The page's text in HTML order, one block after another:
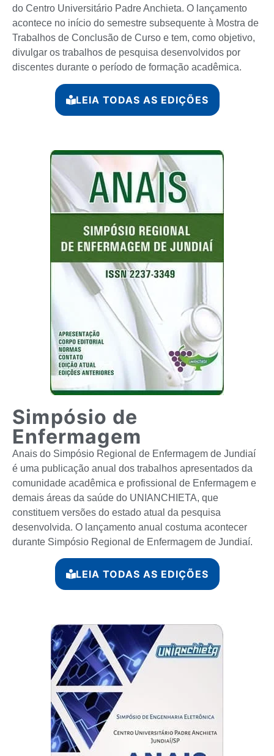
do Centro Universitário Padre Anchieta. O lançamento
acontece no início do semestre subsequente à Mostra de
Trabalhos de Conclusão de Curso e tem, como objetivo,
divulgar os trabalhos de pesquisa desenvolvidos por
discentes durante o período de formação acadêmica.
LEIA TODAS AS EDIÇÕES
Simpósio de
Enfermagem
Anais do Simpósio Regional de Enfermagem de Jundiaí
é uma publicação anual dos trabalhos apresentados da
comunidade acadêmica e profissional de Enfermagem e
demais áreas da saúde do UNIANCHIETA, que
constituem versões do estado atual da pesquisa
desenvolvida. O lançamento anual costuma acontecer
durante Simpósio Regional de Enfermagem de Jundiaí.
LEIA TODAS AS EDIÇÕES